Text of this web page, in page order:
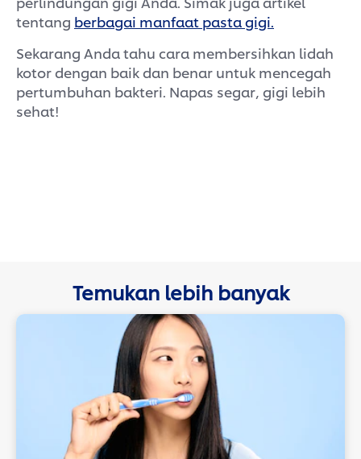
tentang berbagai manfaat pasta gigi.
Sekarang Anda tahu cara membersihkan lidah
kotor dengan baik dan benar untuk mencegah
pertumbuhan bakteri. Napas segar, gigi lebih
sehat!
Temukan lebih banyak